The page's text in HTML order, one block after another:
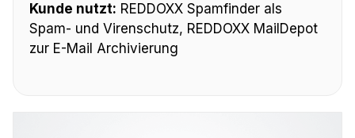
Kunde nutzt: REDDOXX Spamfinder als
Spam- und Virenschutz, REDDOXX MailDepot
zur E-Mail Archivierung